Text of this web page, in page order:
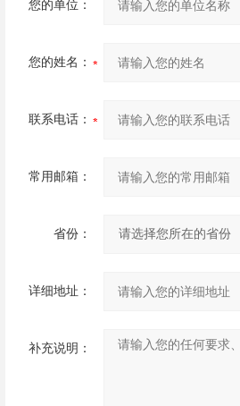
您的单位：
您的姓名：
联系电话：
常用邮箱：
省份：
详细地址：
补充说明：